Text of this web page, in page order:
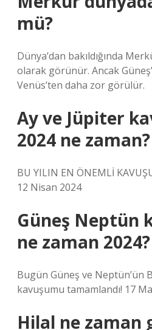
mü?
Dünya’dan bakıldığında
olarak görünür. Ancak
Venüs’ten daha zor görülür.
Ay ve Jüpiter
2024 ne zaman?
BU YILIN EN ÖNEMLİ
12 Nisan 2024
Güneş Neptün
ne zaman 2024?
Bugün Güneş ve Neptün’ün
kavuşumu tamamlandı! 17
Hilal ne zaman